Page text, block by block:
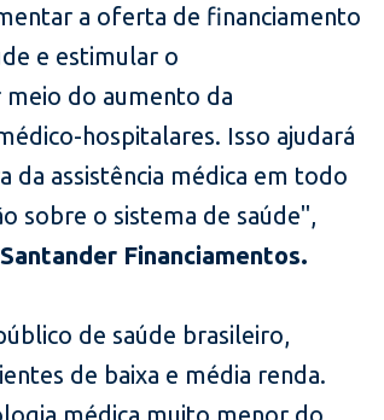
a oferta de financiamento
e estimular o
do aumento da
hospitalares. Isso ajudará
da assistência médica em todo
sobre o sistema de saúde",
Financiamentos.
de saúde brasileiro,
de baixa e média renda.